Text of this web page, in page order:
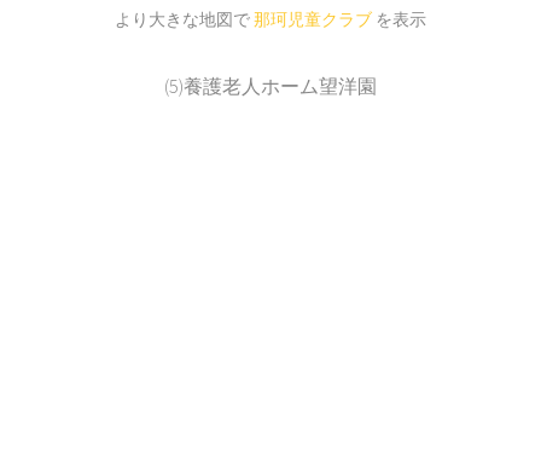
より大きな地図で那珂児童クラブ を表示
(5)養護老人ホーム望洋園